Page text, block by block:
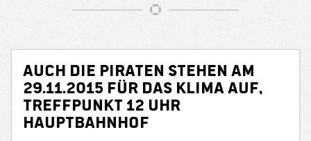
Auch die Piraten stehen am
29.11.2015 für das Klima auf,
Treffpunkt 12 Uhr
Hauptbahnhof